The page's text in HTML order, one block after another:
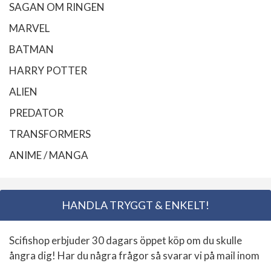
SAGAN OM RINGEN
MARVEL
BATMAN
HARRY POTTER
ALIEN
PREDATOR
TRANSFORMERS
ANIME / MANGA
HANDLA TRYGGT & ENKELT!
Scifishop erbjuder 30 dagars öppet köp om du skulle
ångra dig! Har du några frågor så svarar vi på mail inom